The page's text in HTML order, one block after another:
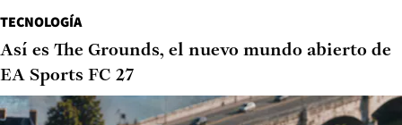
TECNOLOGÍA
Así es The Grounds, el nuevo mundo abierto de
EA Sports FC 27